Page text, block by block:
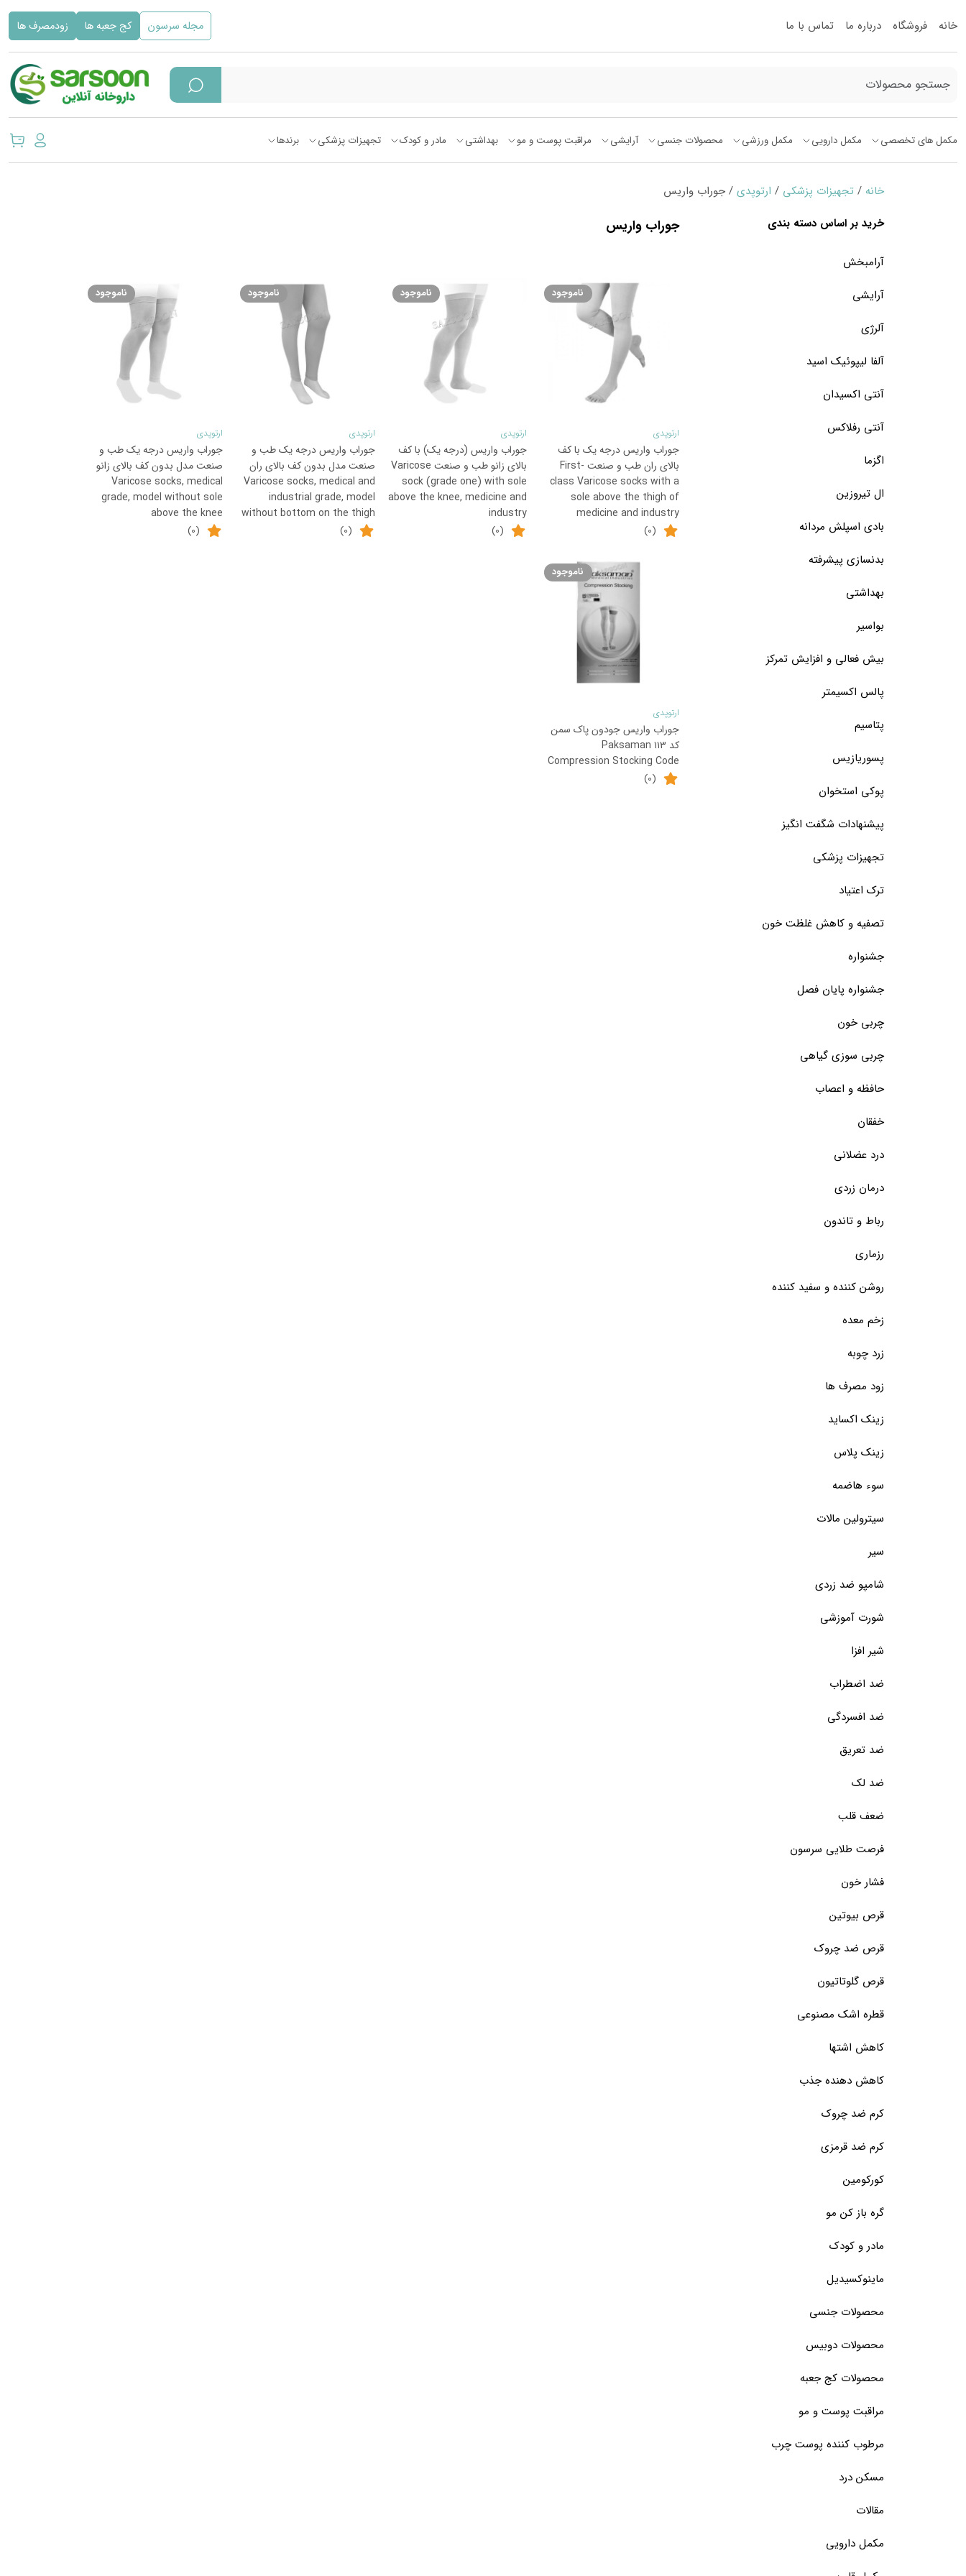
خانه فروشگاه درباره ما تماس با ما مجله سرسون کج جعبه ها زودمصرف ها
مکمل های تخصصی مکمل دارویی مکمل ورزشی محصولات جنسی آرایشی مراقبت پوست و مو بهداشتی مادر و کودک تجهیزات پزشکی برندها
خانه / تجهیزات پزشکی / ارتوپدی / جوراب واریس
خرید بر اساس دسته بندی
آرامبخش
آرایشی
آلرژی
آلفا لیپوئیک اسید
آنتی اکسیدان
آنتی رفلاکس
اگزما
ال تیروزین
بادی اسپلش مردانه
بدنسازی پیشرفته
بهداشتی
بواسیر
بیش فعالی و افزایش تمرکز
پالس اکسیمتر
پتاسیم
پسوریازیس
پوکی استخوان
پیشنهادات شگفت انگیز
تجهیزات پزشکی
ترک اعتیاد
تصفیه و کاهش غلظت خون
جشنواره
جشنواره پایان فصل
چربی خون
چربی سوزی گیاهی
حافظه و اعصاب
خفقان
درد عضلانی
درمان زردی
رباط و تاندون
رزماری
روشن کننده و سفید کننده
زخم معده
زرد چوبه
زود مصرف ها
زینک اکساید
زینک پلاس
سوء هاضمه
سیترولین مالات
سیر
شامپو ضد زردی
شورت آموزشی
شیر افزا
ضد اضطراب
ضد افسردگی
ضد تعریق
ضد لک
ضعف قلب
فرصت طلایی سرسون
فشار خون
قرص بیوتین
قرص ضد چروک
قرص گلوتاتیون
قطره اشک مصنوعی
کاهش اشتها
کاهش دهنده جذب
کرم ضد چروک
کرم ضد قرمزی
کورکومین
گره باز کن مو
مادر و کودک
ماینوکسیدیل
محصولات جنسی
محصولات دوبیس
محصولات کج جعبه
مراقبت پوست و مو
مرطوب کننده پوست چرب
مسکن درد
مقالات
مکمل دارویی
جوراب واریس
ارتوپدی
جوراب واریس درجه یک با کف
بالای ران طب و صنعت First-
class Varicose socks with a
sole above the thigh of
medicine and industry
(0)
این
محصول
دارای
انواع
مختلفی
صفحه
محصول
انتخاب
شوند
ناموجود
ارتوپدی
جوراب واریس (درجه یک) با کف
بالای زانو طب و صنعت Varicose
sock (grade one) with sole
above the knee, medicine and
industry
(0)
این
محصول
دارای
انواع
مختلفی
ناموجود
ارتوپدی
جوراب واریس درجه یک طب و
صنعت مدل بدون کف بالای ران
Varicose socks, medical and
industrial grade, model
without bottom on the thigh
(0)
این
محصول
دارای
انواع
مختلفی
ناموجود
ارتوپدی
جوراب واریس درجه یک طب و
صنعت مدل بدون کف بالای زانو
Varicose socks, medical
grade, model without sole
above the knee
(0)
این
محصول
دارای
انواع
مختلفی
ناموجود
ارتوپدی
جوراب واریس جودون پاک سمن
کد ۱۱۳ Paksaman
Compression Stocking Code
(0)
ناموجود